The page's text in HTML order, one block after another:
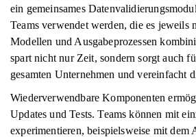
ein gemeinsames
Teams verwendet werden, die es jeweils
Modellen und Ausgabeprozessen
spart nicht nur Zeit, sondern sorgt auch
gesamten Unternehmen und vereinfacht
Wiederverwendbare Komponenten
Updates und Tests. Teams können mit
experimentieren, beispielsweise mit dem